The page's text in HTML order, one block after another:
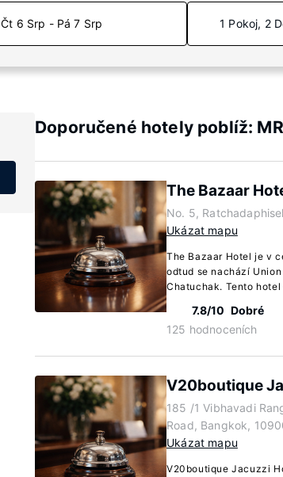
Čt 6 Srp - Pá 7 Srp 1 Pokoj, 2
Doporučené hotely poblíž:
The Bazaar
No. 5,
Ukázat mapu
The Bazaar Hotel je v
odtud se nachází
Chatuchak. Tento hotel
7.8/10 Dobré
125 hodnoceních
V20boutique
185 /1 Vibhavadi
Road, Bangkok,
Ukázat mapu
V20boutique Jacuzzi